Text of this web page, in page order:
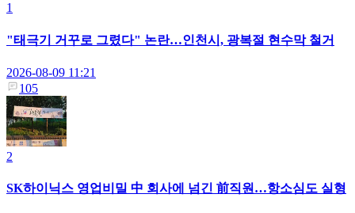
1
"태극기 거꾸로 그렸다" 논란…인천시, 광복절 현수막 철거
2026-08-09 11:21
105
2
SK하이닉스 영업비밀 中 회사에 넘긴 前직원…항소심도 실형